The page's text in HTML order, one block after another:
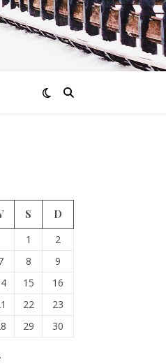
S
D
1
2
8
9
15
16
22
23
29 30